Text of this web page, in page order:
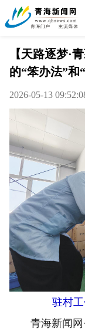
【天路逐梦·
的“笨办法”和
2026-05-13
驻村
青海新闻网·